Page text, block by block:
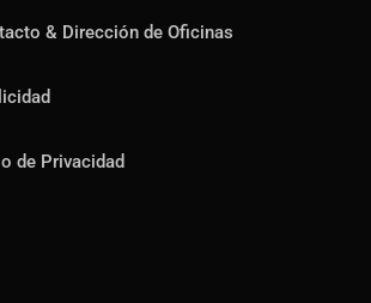
& Dirección de Oficinas
de Privacidad